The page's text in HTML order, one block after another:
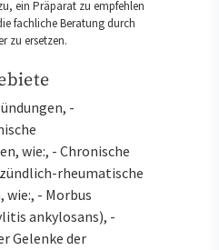
ein Präparat zu empfehlen
fachliche Beratung durch
zu ersetzen.
-
wie:, - Chronische
rheumatische
- Morbus
ankylosans), -
Gelenke der